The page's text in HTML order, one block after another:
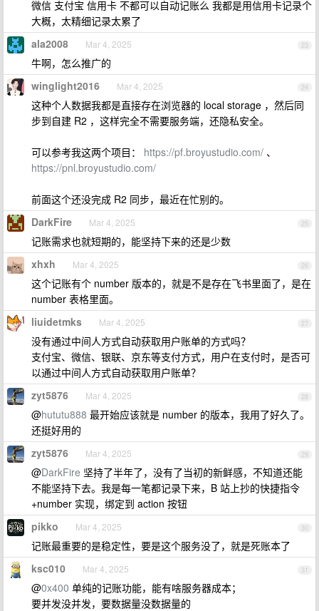
微信 支付宝 信用卡 不都可以自动记账么 我都是用信用卡记录个
大概，太精细记录太累了
23
ala2008 Mar 4, 2025
牛啊，怎么推广的
24
winglight2016 Mar 4, 2025
这种个人数据我都是直接存在浏览器的 local storage ，然后同
步到自建 R2 ，这样完全不需要服务端，还隐私安全。
可以参考我这两个项目： https://pf.broyustudio.com/ 、
https://pnl.broyustudio.com/
前面这个还没完成 R2 同步，最近在忙别的。
25
DarkFire Mar 4, 2025
记账需求也就短期的，能坚持下来的还是少数
26
xhxh Mar 4, 2025
这个记账有个 number 版本的，就是不是存在飞书里面了，是在
number 表格里面。
27
liuidetmks Mar 4, 2025
没有通过中间人方式自动获取用户账单的方式吗？
支付宝、微信、银联、京东等支付方式，用户在支付时，是否可
以通过中间人方式自动获取用户账单？
28
zyt5876 Mar 4, 2025
@hututu888 最开始应该就是 number 的版本，我用了好久了。
还挺好用的
29
zyt5876 Mar 4, 2025
@DarkFire 坚持了半年了，没有了当初的新鲜感，不知道还能
不能坚持下去。我是每一笔都记录下来，B 站上抄的快捷指令
+number 实现，绑定到 action 按钮
30
pikko Mar 4, 2025
记账最重要的是稳定性，要是这个服务没了，就是死账本了
31
ksc010 Mar 4, 2025
@0x400 单纯的记账功能，能有啥服务器成本；
要并发没并发，要数据量没数据量的